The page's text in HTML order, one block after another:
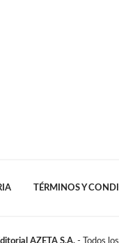
TÉRMINOS Y
AZETA S.A. - Todos